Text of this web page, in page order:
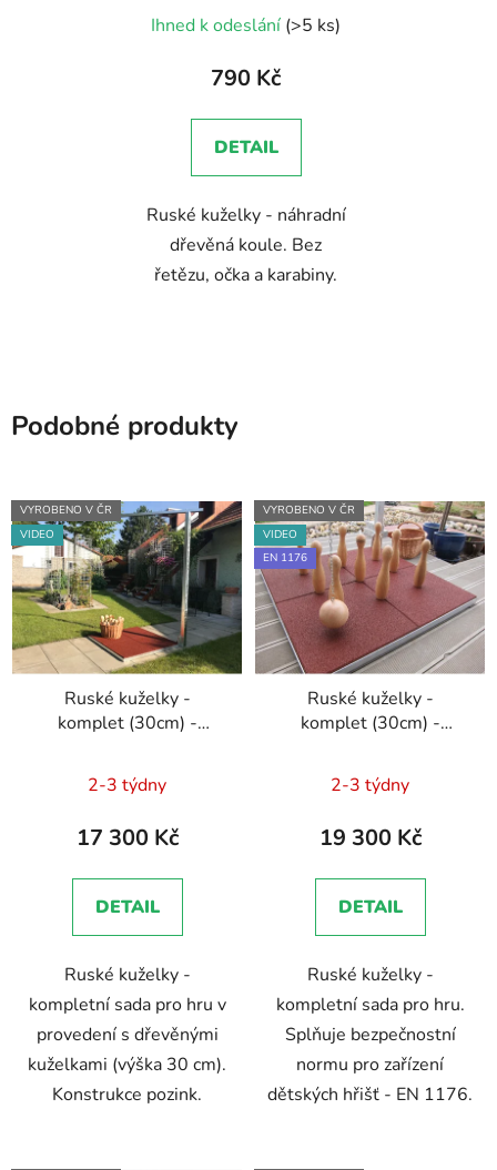
hodnocení
produktu
5,0
z
hvězdiček.
Ihned k odeslání (>5 ks)
790 Kč
DETAIL
Ruské kuželky - náhradní
dřevěná koule. Bez
řetězu, očka a karabiny.
Podobné produkty
VYROBENO V ČR
VIDEO
Ruské kuželky -
komplet (30cm) -
hodnocení
produktu
5,0
z
hvězdiček.
2-3 týdny
17 300 Kč
DETAIL
Ruské kuželky -
kompletní sada pro hru v
provedení s dřevěnými
kuželkami (výška 30 cm).
Konstrukce pozink.
VYROBENO V ČR
VIDEO
EN 1176
Ruské kuželky -
komplet (30cm) -
- EN 1176 - Technická
zpráva, Brožura, Školení
hodnocení
produktu
5,0
z
hvězdiček.
2-3 týdny
19 300 Kč
DETAIL
Ruské kuželky -
kompletní sada pro hru.
Splňuje bezpečnostní
normu pro zařízení
dětských hřišť - EN 1176.